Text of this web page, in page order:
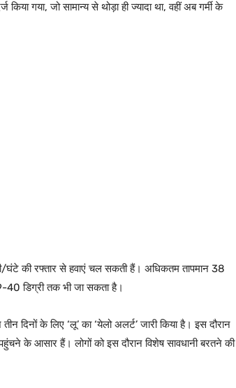
गया, जो सामान्य से थोड़ा ही ज्यादा था, वहीं अब गर्मी के
की रफ्तार से हवाएं चल सकती हैं। अधिकतम तापमान 38
डिग्री तक भी जा सकता है।
दिनों के लिए ‘लू’ का ‘येलो अलर्ट’ जारी किया है। इस दौरान
के आसार हैं। लोगों को इस दौरान विशेष सावधानी बरतने की